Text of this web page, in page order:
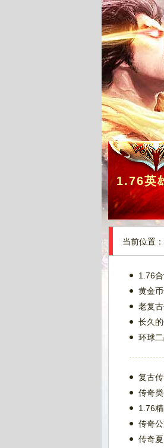
1.76英
当前位置：
1.76
黄金
老复
长久
环球
复古
传奇
1.76
传奇
传奇